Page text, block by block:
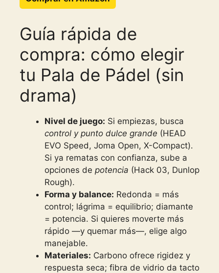
Guía rápida de
compra: cómo elegir
tu Pala de Pádel (sin
drama)
Nivel de juego: Si empiezas, busca
control y punto dulce grande (HEAD
EVO Speed, Joma Open, X-Compact).
Si ya rematas con confianza, sube a
opciones de potencia (Hack 03, Dunlop
Rough).
Forma y balance: Redonda = más
control; lágrima = equilibrio; diamante
= potencia. Si quieres moverte más
rápido —y quemar más—, elige algo
manejable.
Materiales: Carbono ofrece rigidez y
respuesta seca; fibra de vidrio da tacto